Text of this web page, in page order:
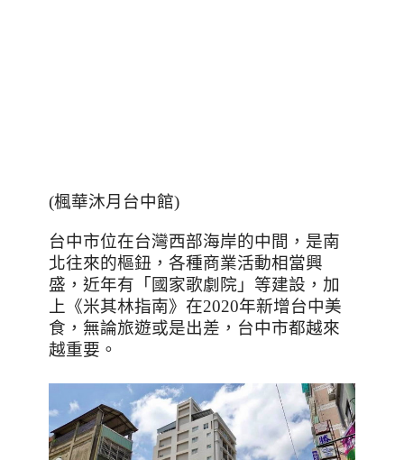
(楓華沐月台中館)
台中市位在台灣西部海岸的中間，是南
北往來的樞鈕，各種商業活動相當興
盛，近年有「國家歌劇院」等建設，加
上《米其林指南》在2020年新增台中美
食，無論旅遊或是出差，台中市都越來
越重要。